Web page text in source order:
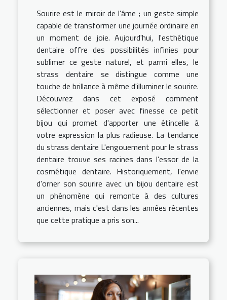
Sourire est le miroir de l'âme ; un geste simple
capable de transformer une journée ordinaire en
un moment de joie. Aujourd'hui, l'esthétique
dentaire offre des possibilités infinies pour
sublimer ce geste naturel, et parmi elles, le
strass dentaire se distingue comme une
touche de brillance à même d'illuminer le sourire.
Découvrez dans cet exposé comment
sélectionner et poser avec finesse ce petit
bijou qui promet d'apporter une étincelle à
votre expression la plus radieuse. La tendance
du strass dentaire L'engouement pour le strass
dentaire trouve ses racines dans l'essor de la
cosmétique dentaire. Historiquement, l'envie
d'orner son sourire avec un bijou dentaire est
un phénomène qui remonte à des cultures
anciennes, mais c'est dans les années récentes
que cette pratique a pris son...